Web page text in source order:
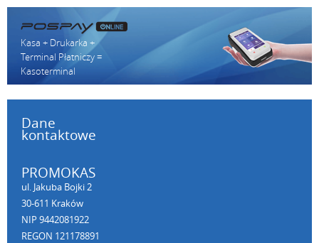
Kasa + Drukarka +
Terminal Płatniczy =
Kasoterminal
Dane
kontaktowe
PROMOKAS
ul. Jakuba Bojki 2
30-611 Kraków
NIP 9442081922
REGON 121178891